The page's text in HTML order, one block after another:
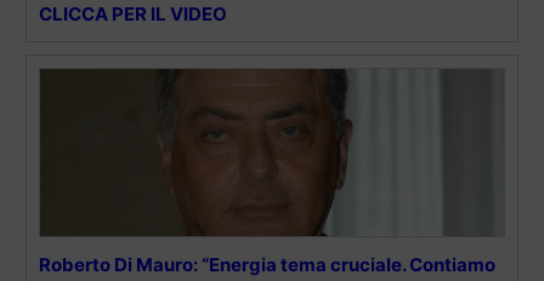
CLICCA PER IL VIDEO
Roberto Di Mauro: “Energia tema cruciale. Contiamo